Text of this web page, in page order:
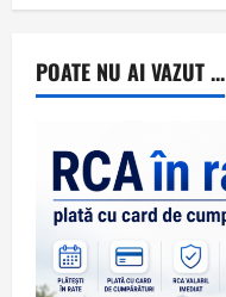
POATE NU AI VAZUT ...